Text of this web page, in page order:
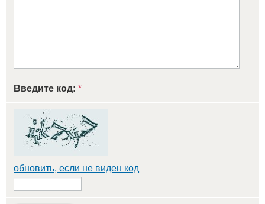
Введите код: *
обновить, если не виден код